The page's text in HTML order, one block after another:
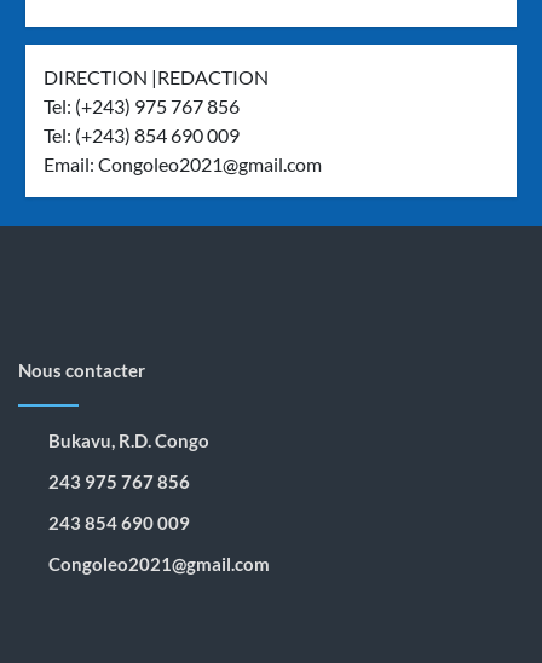
DIRECTION |REDACTION
Tel: (+243) 975 767 856
Tel: (+243) 854 690 009
Email:Congoleo2021@gmail.com
Nous contacter
Bukavu, R.D. Congo
243 975 767 856
243 854 690 009
Congoleo2021@gmail.com